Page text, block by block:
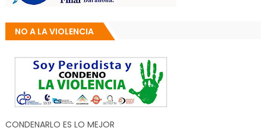
NO A LA VIOLENCIA
CONDENARLO ES LO MEJOR